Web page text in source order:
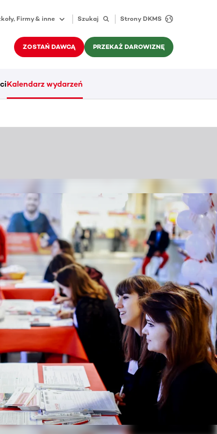
Firmy & inne Szukaj Strony DKMS
ZOSTAŃ DAWCĄ PRZEKAŻ DAROWIZNĘ
Kalendarz wydarzeń